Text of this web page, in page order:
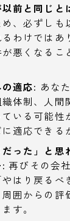
前と同じと
、必ずしも
わけではあ
悪くなるこ
適応: あな
体制、人間
いる可能性
適応できる
だった」と
再びその会
はり戻るべ
囲からの評
す。